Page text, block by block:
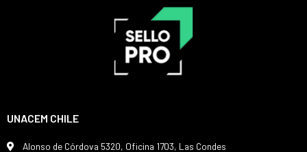
UNACEM CHILE
Alonso de Córdova 5320, Oficina 1703, Las Condes